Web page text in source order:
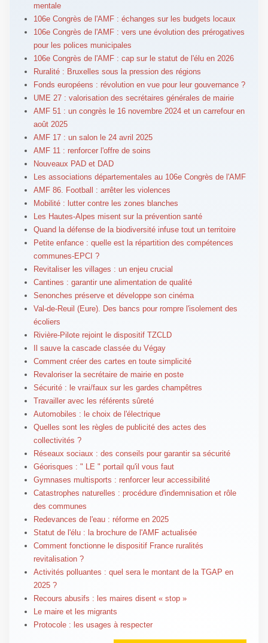
mentale
106e Congrès de l'AMF : échanges sur les budgets locaux
106e Congrès de l'AMF : vers une évolution des prérogatives
pour les polices municipales
106e Congrès de l'AMF : cap sur le statut de l'élu en 2026
Ruralité : Bruxelles sous la pression des régions
Fonds européens : révolution en vue pour leur gouvernance ?
UME 27 : valorisation des secrétaires générales de mairie
AMF 51 : un congrès le 16 novembre 2024 et un carrefour en
août 2025
AMF 17 : un salon le 24 avril 2025
AMF 11 : renforcer l'offre de soins
Nouveaux PAD et DAD
Les associations départementales au 106e Congrès de l'AMF
AMF 86. Football : arrêter les violences
Mobilité : lutter contre les zones blanches
Les Hautes-Alpes misent sur la prévention santé
Quand la défense de la biodiversité infuse tout un territoire
Petite enfance : quelle est la répartition des compétences
communes-EPCI ?
Revitaliser les villages : un enjeu crucial
Cantines : garantir une alimentation de qualité
Senonches préserve et développe son cinéma
Val-de-Reuil (Eure). Des bancs pour rompre l'isolement des
écoliers
Rivière-Pilote rejoint le dispositif TZCLD
Il sauve la cascade classée du Végay
Comment créer des cartes en toute simplicité
Revaloriser la secrétaire de mairie en poste
Sécurité : le vrai/faux sur les gardes champêtres
Travailler avec les référents sûreté
Automobiles : le choix de l'électrique
Quelles sont les règles de publicité des actes des
collectivités ?
Réseaux sociaux : des conseils pour garantir sa sécurité
Géorisques : " LE " portail qu'il vous faut
Gymnases multisports : renforcer leur accessibilité
Catastrophes naturelles : procédure d'indemnisation et rôle
des communes
Redevances de l'eau : réforme en 2025
Statut de l'élu : la brochure de l'AMF actualisée
Comment fonctionne le dispositif France ruralités
revitalisation ?
Activités polluantes : quel sera le montant de la TGAP en
2025 ?
Recours abusifs : les maires disent « stop »
Le maire et les migrants
Protocole : les usages à respecter